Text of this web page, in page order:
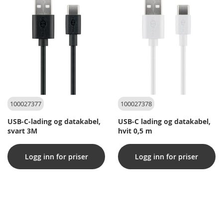
100027377
USB-C-lading og datakabel,
svart 3M
Logg inn for priser
100027378
USB-C lading og datakabel,
hvit 0,5 m
Logg inn for priser